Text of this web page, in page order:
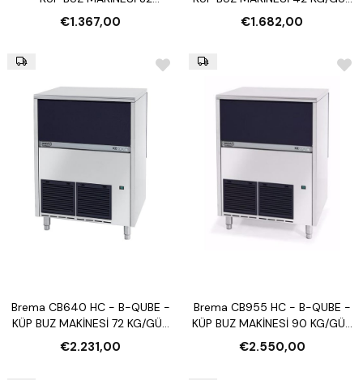
KG/GÜN (OTOMATİK
TEMİZLEME)
€1.367,00
(OTOMATİK TEMİZLEME)
€1.682,00
Brema CB640 HC - B-QUBE -
KÜP BUZ MAKİNESİ 72 KG/GÜN
(OTOMATİK TEMİZLEME)
€2.231,00
Brema CB955 HC - B-QUBE -
KÜP BUZ MAKİNESİ 90 KG/GÜN
(OTOMATİK TEMİZLEME)
€2.550,00